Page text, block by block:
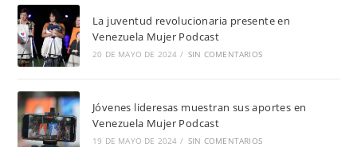
La juventud revolucionaria presente en
Venezuela Mujer Podcast
20 DE MAYO DE 2024 / SIN COMENTARIOS
Jóvenes lideresas muestran sus aportes en
Venezuela Mujer Podcast
19 DE MAYO DE 2024 / SIN COMENTARIOS